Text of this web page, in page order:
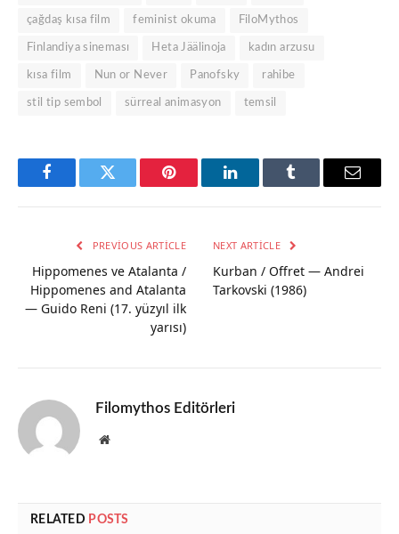
çağdaş kısa film feminist okuma FiloMythos
Finlandiya sineması Heta Jäälinoja kadın arzusu
kısa film Nun or Never Panofsky rahibe
stil tip sembol sürreal animasyon temsil
FacebookTwitter Pinterest LinkedInTumblr Email
PREVIOUS ARTICLE
Hippomenes ve Atalanta /
Hippomenes and Atalanta
— Guido Reni (17. yüzyıl ilk
yarısı)
NEXT ARTICLE
Kurban / Offret — Andrei
Tarkovski (1986)
Filomythos Editörleri
Website
RELATED POSTS